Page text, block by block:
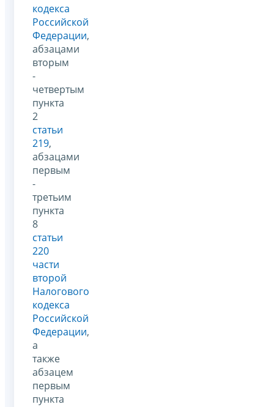
кодекса
Российской
Федерации,
абзацами
вторым
-
четвертым
пункта
2
статьи
219,
абзацами
первым
-
третьим
пункта
8
статьи
220
части
второй
Налогового
кодекса
Российской
Федерации,
а
также
абзацем
первым
пункта